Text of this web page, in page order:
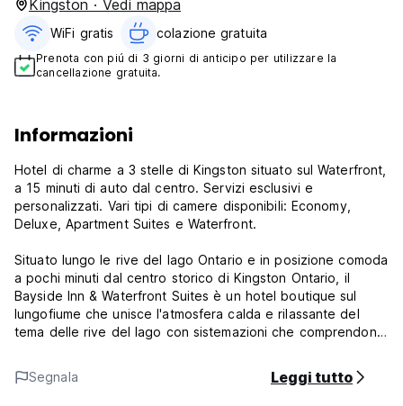
Kingston · Vedi mappa
WiFi gratis colazione gratuita‎
Prenota con piú di 3 giorni di anticipo per utilizzare la
cancellazione gratuita.
Informazioni
Hotel di charme a 3 stelle di Kingston situato sul Waterfront,
a 15 minuti di auto dal centro. Servizi esclusivi e
personalizzati. Vari tipi di camere disponibili: Economy,
Deluxe, Apartment Suites e Waterfront.
Situato lungo le rive del lago Ontario e in posizione comoda
a pochi minuti dal centro storico di Kingston Ontario, il
Bayside Inn & Waterfront Suites è un hotel boutique sul
lungofiume che unisce l'atmosfera calda e rilassante del
tema delle rive del lago con sistemazioni che comprendono
scelta ideale per soggiornare a Kingston per affari, per
piacere o per la vostra prossima fuga romantica.
Segnala Leggi tutto